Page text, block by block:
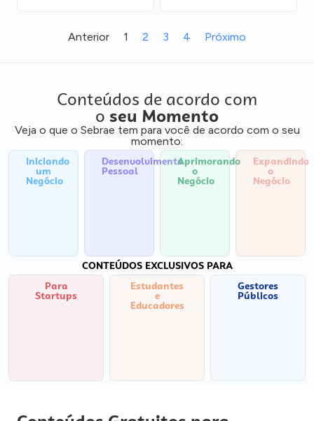
Anterior 1 2 3 4 Próximo
Conteúdos de acordo com
o seu Momento
Veja o que o Sebrae tem para você de acordo com o seu
momento:
Iniciando
um
Negócio
Desenvolvimento
Pessoal
Aprimorando
o
Negócio
Expandindo
o
Negócio
CONTEÚDOS EXCLUSIVOS PARA
Para
Startups
Estudantes
e
Educadores
Gestores
Públicos